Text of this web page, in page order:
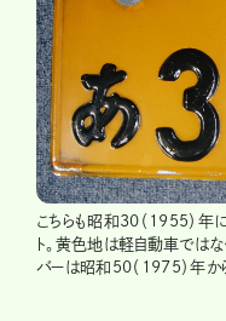
こちらも昭和30（1955）年
ト。黄色地は軽自動車では
バーは昭和50（1975）年か